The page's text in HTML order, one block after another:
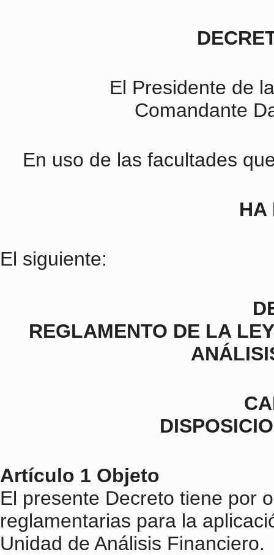
El Presidente de
Comandante
En uso de las facultades
HA
El siguiente:
REGLAMENTO DE LA
Artículo 1 Objeto
El presente Decreto tiene por
reglamentarias para la
Unidad de Análisis Financiero.